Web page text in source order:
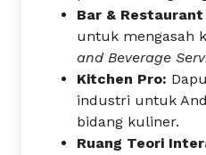
Bar & Restaurant
untuk mengasah
and Beverage
Kitchen Pro:
industri untuk
bidang kuliner.
Ruang Teori